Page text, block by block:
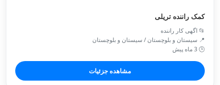
کمک راننده تریلی
📂 اگهی کار راننده
📍 سیستان و بلوچستان / سیستان و بلوچستان
🕒 3 ماه پیش
مشاهده جزئیات